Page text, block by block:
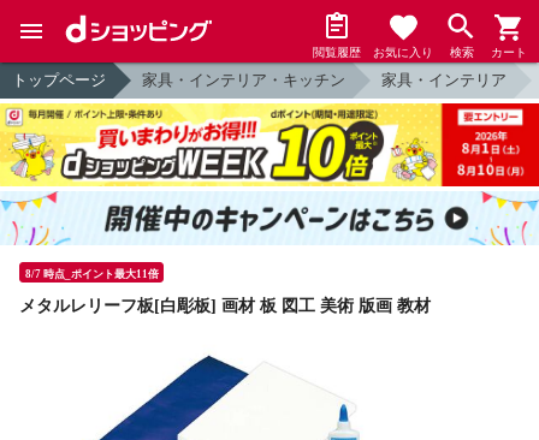
閲覧履歴 お気に入り 検索 カート
トップページ 家具・インテリア・キッチン 家具・インテリア
8/7 時点_ポイント最大11倍
メタルレリーフ板[白彫板] 画材 板 図工 美術 版画 教材